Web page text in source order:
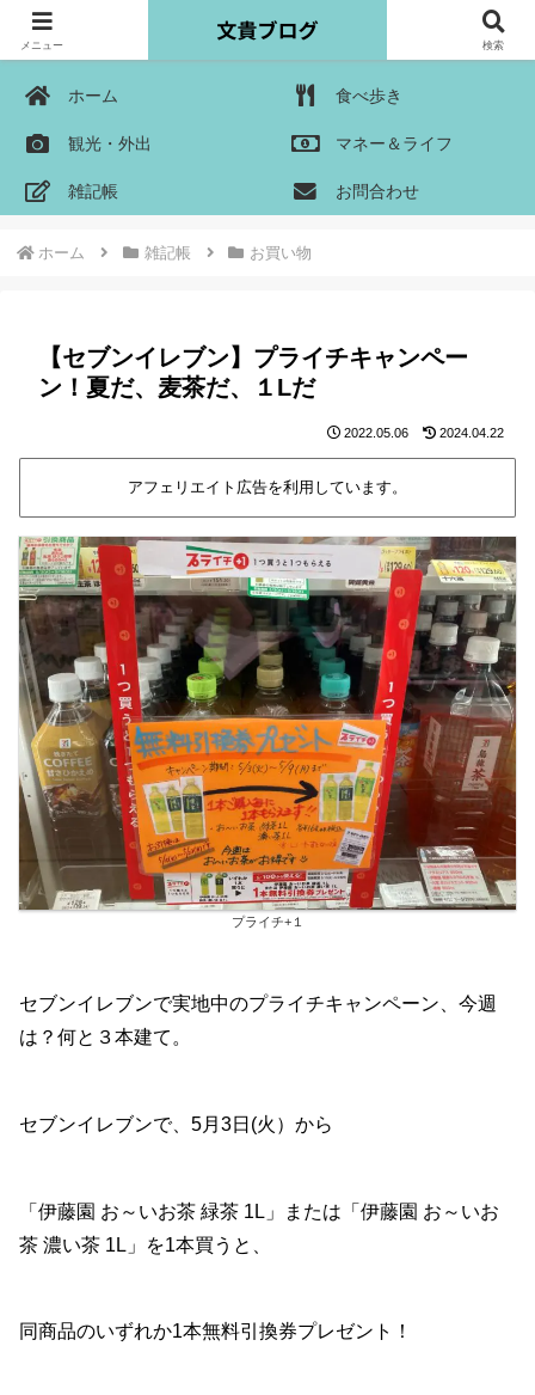
ホーム 食べ歩き
観光・外出 マネー＆ライフ
雑記帳 お問合わせ
ホーム 雑記帳 お買い物
【セブンイレブン】プライチキャンペー
ン！夏だ、麦茶だ、１Lだ
2022.05.06 2024.04.22
アフェリエイト広告を利用しています。
プライチ+１
セブンイレブンで実地中のプライチキャンペーン、今週
は？何と３本建て。
セブンイレブンで、5月3日(火）から
「伊藤園 お～いお茶 緑茶 1L」または「伊藤園 お～いお
茶 濃い茶 1L」を1本買うと、
同商品のいずれか1本無料引換券プレゼント！
メニュー 検索